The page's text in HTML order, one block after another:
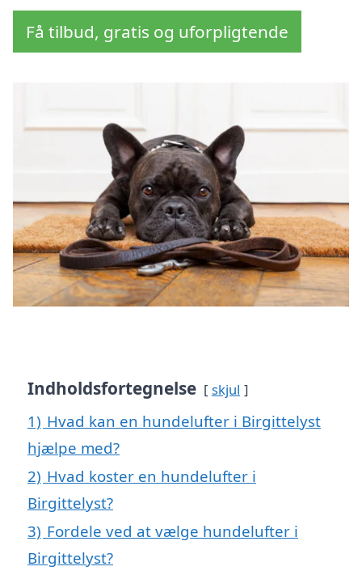
Få tilbud, gratis og uforpligtende
Indholdsfortegnelse skjul
1) Hvad kan en hundelufter i Birgittelyst
hjælpe med?
2) Hvad koster en hundelufter i
Birgittelyst?
3) Fordele ved at vælge hundelufter i
Birgittelyst?